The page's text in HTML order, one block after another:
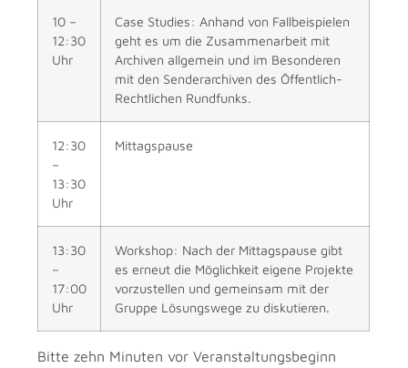
10 –
12:30
Uhr
Case Studies: Anhand von Fallbeispielen
geht es um die Zusammenarbeit mit
Archiven allgemein und im Besonderen
mit den Senderarchiven des Öffentlich-
Rechtlichen Rundfunks.
12:30
–
13:30
Uhr
Mittagspause
13:30
–
17:00
Uhr
Workshop: Nach der Mittagspause gibt
es erneut die Möglichkeit eigene Projekte
vorzustellen und gemeinsam mit der
Gruppe Lösungswege zu diskutieren.
Bitte zehn Minuten vor Veranstaltungsbeginn